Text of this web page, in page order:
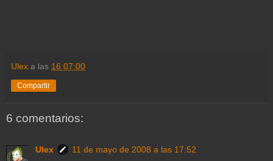
Ulex a las 16:07:00
Compartir
6 comentarios:
Ulex
11 de mayo de 2008 a las 17:52